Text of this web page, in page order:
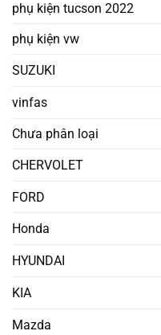
phụ kiện tucson 2022
phụ kiện vw
SUZUKI
vinfas
Chưa phân loại
CHERVOLET
FORD
Honda
HYUNDAI
KIA
Mazda